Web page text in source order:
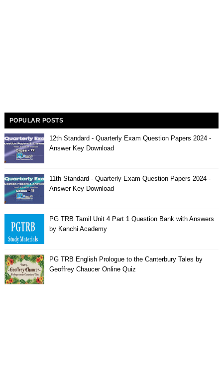
POPULAR POSTS
12th Standard - Quarterly Exam Question Papers 2024 -
Answer Key Download
11th Standard - Quarterly Exam Question Papers 2024 -
Answer Key Download
PG TRB Tamil Unit 4 Part 1 Question Bank with Answers
by Kanchi Academy
PG TRB English Prologue to the Canterbury Tales by
Geoffrey Chaucer Online Quiz